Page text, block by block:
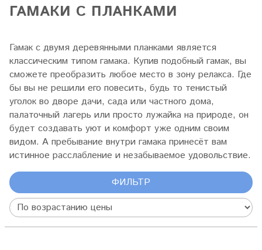
ГАМАКИ С ПЛАНКАМИ
Гамак с двумя деревянными планками является
классическим типом гамака. Купив подобный гамак, вы
сможете преобразить любое место в зону релакса. Где
бы вы не решили его повесить, будь то тенистый
уголок во дворе дачи, сада или частного дома,
палаточный лагерь или просто лужайка на природе, он
будет создавать уют и комфорт уже одним своим
видом. А пребывание внутри гамака принесёт вам
истинное расслабление и незабываемое удовольствие.
ФИЛЬТР